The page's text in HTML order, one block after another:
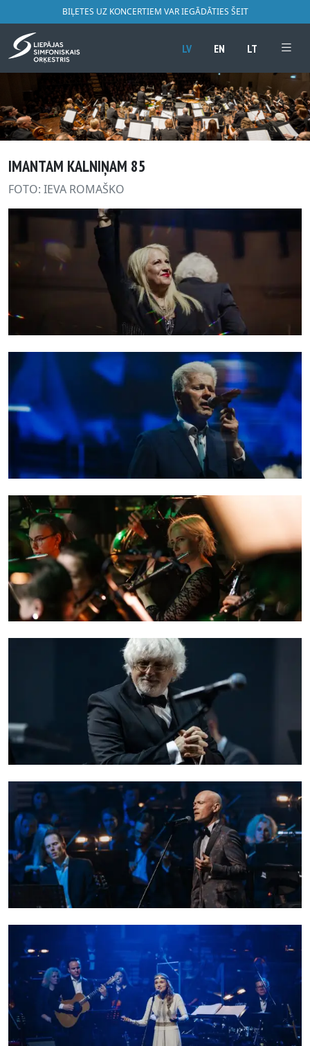
BIĻETES UZ KONCERTIEM VAR IEGĀDĀTIES ŠEIT
LV EN LT
IMANTAM KALNIŅAM 85
FOTO: IEVA ROMAŠKO